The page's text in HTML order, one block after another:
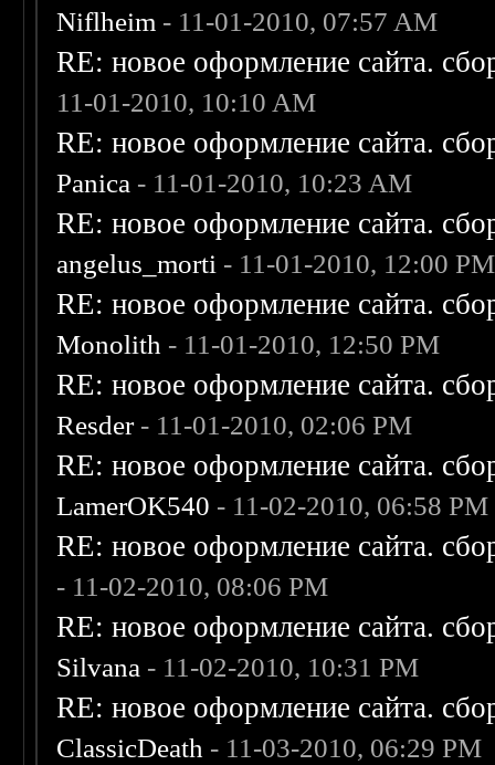
Niflheim - 11-01-2010, 07:57 AM
RE: новое оформление сайта.
11-01-2010, 10:10 AM
RE: новое оформление сайта.
Panica - 11-01-2010, 10:23 AM
RE: новое оформление сайта.
angelus_morti - 11-01-2010, 12:00 PM
RE: новое оформление сайта.
Monolith - 11-01-2010, 12:50 PM
RE: новое оформление сайта.
Resder- 11-01-2010, 02:06 PM
RE: новое оформление сайта.
LamerOK540 - 11-02-2010, 06:58 PM
RE: новое оформление сайта.
- 11-02-2010, 08:06 PM
RE: новое оформление сайта.
Silvana - 11-02-2010, 10:31 PM
RE: новое оформление сайта.
ClassicDeath - 11-03-2010, 06:29 PM